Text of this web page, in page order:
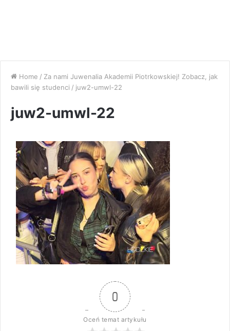
Home / Za nami Juwenalia Akademii Piotrkowskiej! Zobacz, jak
bawili się studenci / juw2-umwl-22
juw2-umwl-22
0
Oceń temat artykułu